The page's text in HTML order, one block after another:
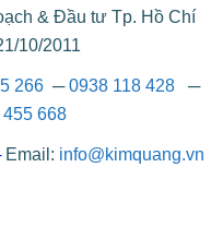
& Đầu tư Tp. Hồ Chí
10/2011
266─0938 118 428─
668
Email: info@kimquang.vn